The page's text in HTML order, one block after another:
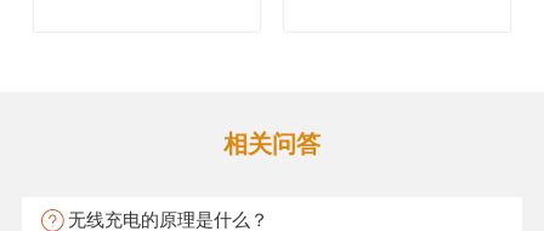
相关问答
无线充电的原理是什么？